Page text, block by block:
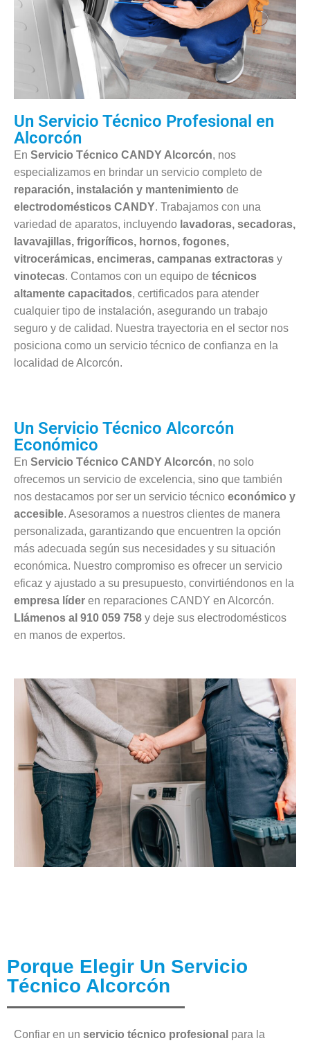
Un Servicio Técnico Profesional en
Alcorcón
En Servicio Técnico CANDY Alcorcón, nos
especializamos en brindar un servicio completo de
reparación, instalación y mantenimiento de
electrodomésticos CANDY. Trabajamos con una
variedad de aparatos, incluyendo lavadoras, secadoras,
lavavajillas, frigoríficos, hornos, fogones,
vitrocerámicas, encimeras, campanas extractoras y
vinotecas. Contamos con un equipo de técnicos
altamente capacitados, certificados para atender
cualquier tipo de instalación, asegurando un trabajo
seguro y de calidad. Nuestra trayectoria en el sector nos
posiciona como un servicio técnico de confianza en la
localidad de Alcorcón.
Un Servicio Técnico Alcorcón
Económico
En Servicio Técnico CANDY Alcorcón, no solo
ofrecemos un servicio de excelencia, sino que también
nos destacamos por ser un servicio técnico económico y
accesible. Asesoramos a nuestros clientes de manera
personalizada, garantizando que encuentren la opción
más adecuada según sus necesidades y su situación
económica. Nuestro compromiso es ofrecer un servicio
eficaz y ajustado a su presupuesto, convirtiéndonos en la
empresa líder en reparaciones CANDY en Alcorcón.
Llámenos al 910 059 758 y deje sus electrodomésticos
en manos de expertos.
Porque Elegir Un Servicio
Técnico Alcorcón
Confiar en un servicio técnico profesional para la